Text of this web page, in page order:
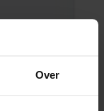
Over